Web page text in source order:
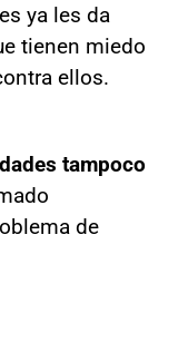
ya les da
tienen miedo
ellos.
tampoco
de